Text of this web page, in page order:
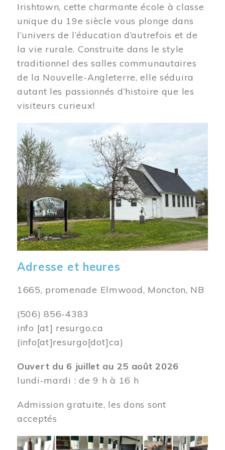
Irishtown, cette charmante école à classe
unique du 19e siècle vous plonge dans
l’univers de l’éducation d’autrefois et de
la vie rurale. Construite dans le style
traditionnel des salles communautaires
de la Nouvelle-Angleterre, elle séduira
autant les passionnés d’histoire que les
visiteurs curieux!
Image
Adresse et heures
1665, promenade Elmwood, Moncton, NB
(506) 856-4383
info [at] resurgo.ca
(info[at]resurgo[dot]ca)
Ouvert du 6 juillet au 25 août 2026
lundi-mardi : de 9 h à 16 h
Admission gratuite, les dons sont
acceptés
Image